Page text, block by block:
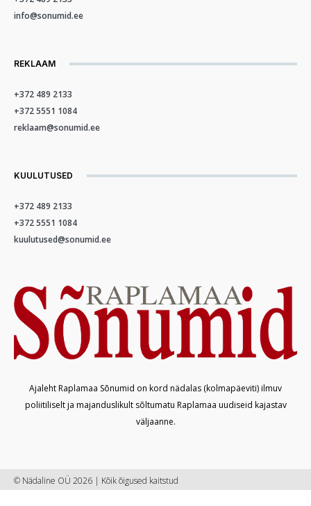
info@sonumid.ee
REKLAAM
+372 489 2133
+372 5551 1084
reklaam@sonumid.ee
KUULUTUSED
+372 489 2133
+372 5551 1084
kuulutused@sonumid.ee
Ajaleht Raplamaa Sõnumid on kord nädalas (kolmapäeviti) ilmuv
poliitiliselt ja majanduslikult sõltumatu Raplamaa uudiseid kajastav
väljaanne.
© Nädaline OÜ 2026 | Kõik õigused kaitstud